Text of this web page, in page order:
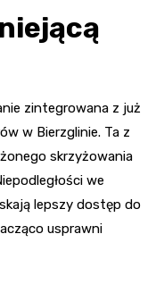
zintegrowana z już
w Bierzglinie. Ta z
skrzyżowania
we
lepszy dostęp do
usprawni